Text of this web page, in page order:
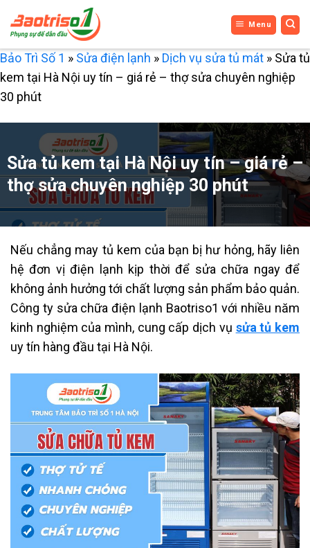
qua
nội
dung
Menu
Bảo Trì Số 1 » Sửa điện lạnh » Dịch vụ sửa tủ mát » Sửa tủ
kem tại Hà Nội uy tín – giá rẻ – thợ sửa chuyên nghiệp
30 phút
Sửa tủ kem tại Hà Nội uy tín – giá rẻ –
thợ sửa chuyên nghiệp 30 phút
Nếu chẳng may tủ kem của bạn bị hư hỏng, hãy liên
hệ đơn vị điện lạnh kịp thời để sửa chữa ngay để
không ảnh hưởng tới chất lượng sản phẩm bảo quản.
Công ty sửa chữa điện lạnh Baotriso1 với nhiều năm
kinh nghiệm của mình, cung cấp dịch vụ sửa tủ kem
uy tín hàng đầu tại Hà Nội.